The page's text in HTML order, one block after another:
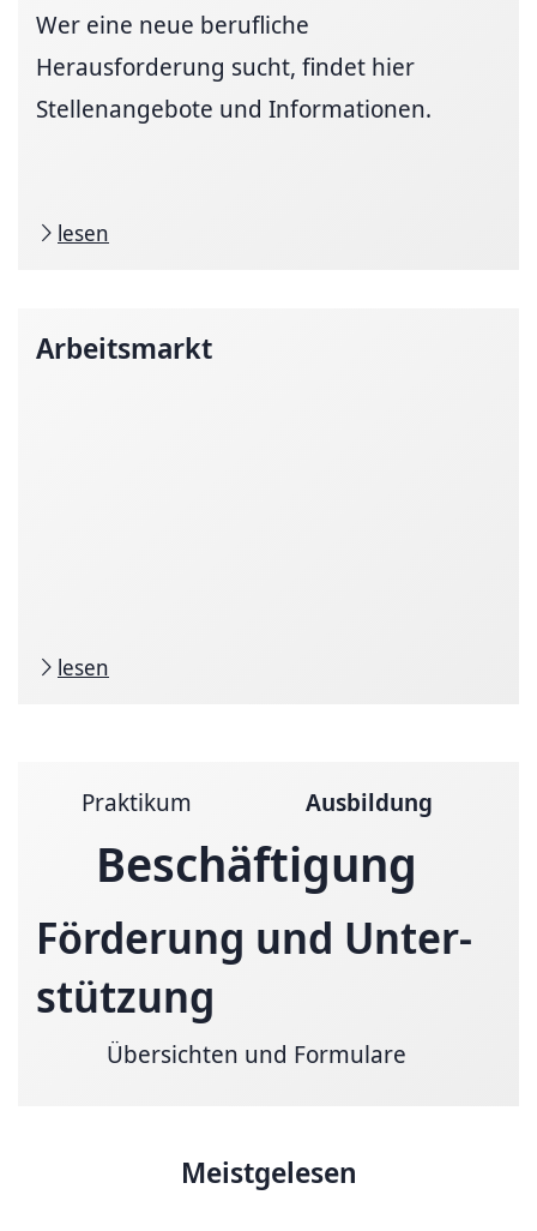
Wer eine neue berufliche
Herausforderung sucht, findet hier
Stellenangebote und Informationen.
lesen
Arbeitsmarkt
lesen
Praktikum Ausbildung
Beschäftigung
Förderung und Unter­
stützung
Übersichten und Formulare
Meistgelesen